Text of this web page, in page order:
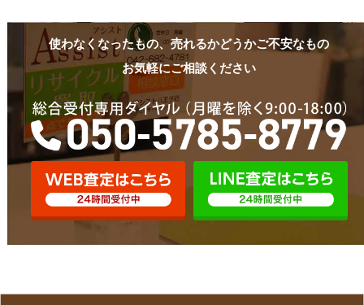
使わなくなったもの、売れるかどうかご不安なもの
お気軽にご相談ください